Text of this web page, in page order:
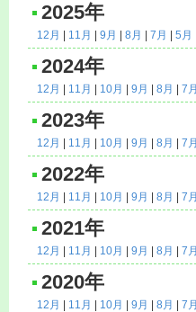
2025年
12月 11月 9月 8月 7月 5月
2024年
12月 11月 10月 9月 8月 7
2023年
12月 11月 10月 9月 8月 7
2022年
12月 11月 10月 9月 8月 7
2021年
12月 11月 10月 9月 8月 7
2020年
12月 11月 10月 9月 8月 7